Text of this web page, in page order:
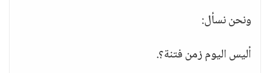
ونحن نسأل:
أليس اليوم زمن فتنة؟.